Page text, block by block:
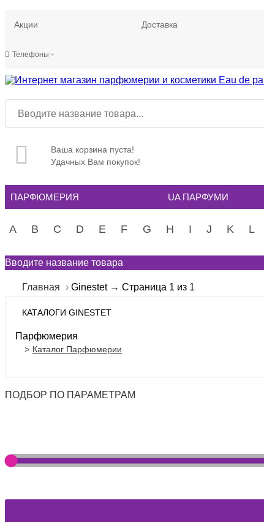
Акции Доставка
Телефоны
Ваша корзина пуста!
Удачных Вам покупок!
ПАРФЮМЕРИЯ UA ПАРФУМИ
A B C D E F G H I J K L
Главная Ginestet → Страница 1 из 1
КАТАЛОГИ GINESTET
Парфюмерия
Каталог Парфюмерии
ПОДБОР ПО ПАРАМЕТРАМ